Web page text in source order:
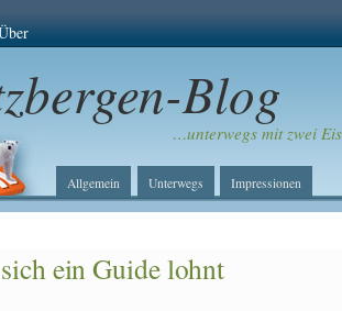
Blog
…unterwegs mit zwei
Allgemein Unterwegs Impressionen
ein Guide lohnt